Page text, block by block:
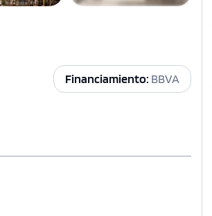
Financiamiento: BBVA